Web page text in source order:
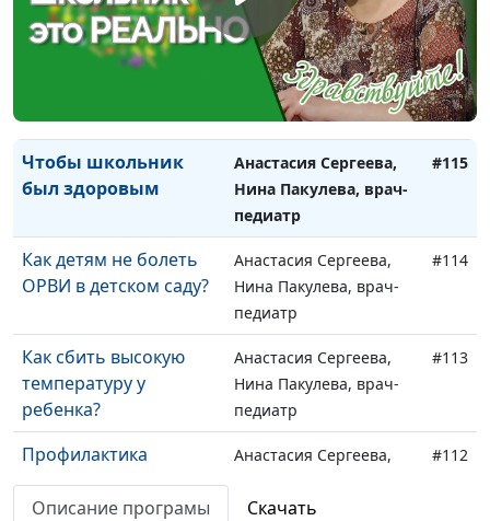
педиатр
Что влияет на
Анастасия Сергеева,
Нина Пакулева, врач-
педиатр
#116
Чтобы школьник
был здоровым
Анастасия Сергеева,
Нина Пакулева, врач-
педиатр
#115
Как детям не болеть
ОРВИ в детском саду?
Анастасия Сергеева,
Нина Пакулева, врач-
педиатр
#114
Как сбить высокую
температуру у
ребенка?
Анастасия Сергеева,
Нина Пакулева, врач-
педиатр
#113
Профилактика
коронавируса у детей
Анастасия Сергеева,
педиатр
#112
Описание програмы Скачать